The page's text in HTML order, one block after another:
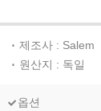
제조사 : Salem
원산지 : 독일
옵션